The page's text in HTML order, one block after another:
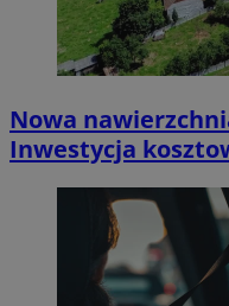
Nowa
Inwestycja